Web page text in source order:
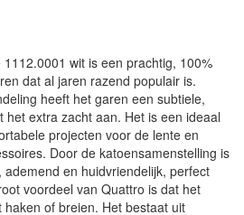
wit is een prachtig, 100%
dat al jaren razend populair is.
heeft het garen een subtiele,
het extra zacht aan. Het is een ideaal
projecten voor de lente en
Door de katoensamenstelling is
en huidvriendelijk, perfect
voordeel van Quattro is dat het
of breien. Het bestaat uit